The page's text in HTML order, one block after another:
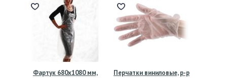
Фартук 680х1080 мм,
Перчатки виниловые, р-р